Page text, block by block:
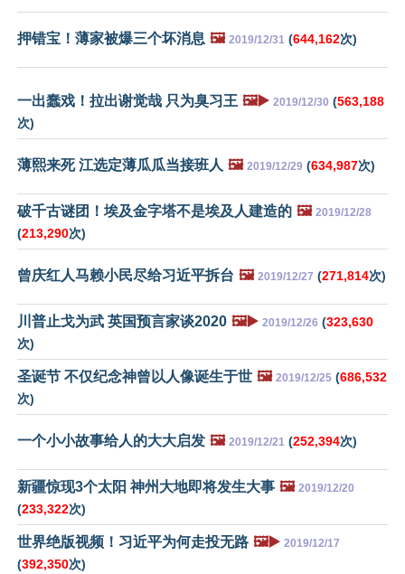
押错宝！薄家被爆三个坏消息 🖼️ 2019/12/31 (644,162次)
一出蠢戏！拉出谢觉哉 只为臭习王 🖼️▶️ 2019/12/30 (563,188
次)
薄熙来死 江选定薄瓜瓜当接班人 🖼️ 2019/12/29 (634,987次)
破千古谜团！埃及金字塔不是埃及人建造的 🖼️ 2019/12/28
(213,290次)
曾庆红人马赖小民尽给习近平拆台 🖼️ 2019/12/27 (271,814次)
川普止戈为武 英国预言家谈2020 🖼️▶️ 2019/12/26 (323,630
次)
圣诞节 不仅纪念神曾以人像诞生于世 🖼️ 2019/12/25 (686,532
次)
一个小小故事给人的大大启发 🖼️ 2019/12/21 (252,394次)
新疆惊现3个太阳 神州大地即将发生大事 🖼️ 2019/12/20
(233,322次)
世界绝版视频！习近平为何走投无路 🖼️▶️ 2019/12/17
(392,350次)